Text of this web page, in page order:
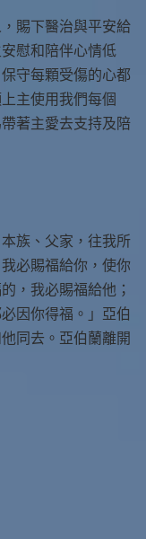
賜下醫治與平安給
慰和陪伴心情低
守每顆受傷的心都
主使用我們每個
著主愛去支持及陪
族、父家，往我所
必賜福給你，使你
，我必賜福給他；
因你得福。」亞伯
同去。亞伯蘭離開